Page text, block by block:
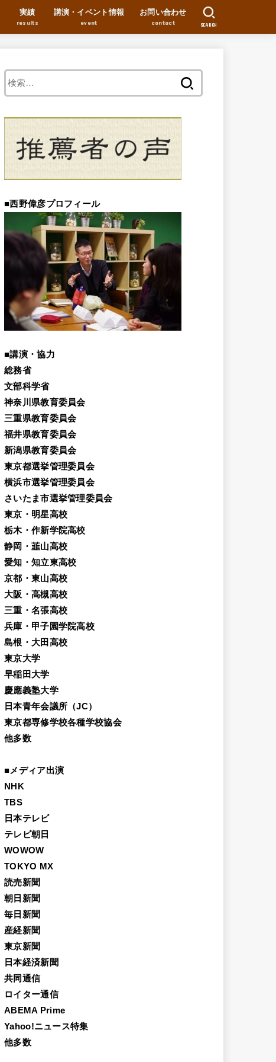
実績
results
講演・イベント情報
event
お問い合わせ
contact SEARCH
■西野偉彦プロフィール
■講演・協力
総務省
文部科学省
神奈川県教育委員会
三重県教育委員会
福井県教育委員会
新潟県教育委員会
東京都選挙管理委員会
横浜市選挙管理委員会
さいたま市選挙管理委員会
東京・明星高校
栃木・作新学院高校
静岡・韮山高校
愛知・知立東高校
京都・東山高校
大阪・高槻高校
三重・名張高校
兵庫・甲子園学院高校
島根・大田高校
東京大学
早稲田大学
慶應義塾大学
日本青年会議所（JC）
東京都専修学校各種学校協会
他多数
■メディア出演
NHK
TBS
日本テレビ
テレビ朝日
WOWOW
TOKYO MX
読売新聞
朝日新聞
毎日新聞
産経新聞
東京新聞
日本経済新聞
共同通信
ロイター通信
ABEMA Prime
Yahoo!ニュース特集
他多数